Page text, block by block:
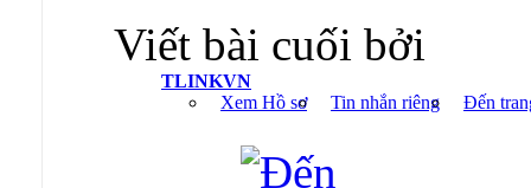
Viết bài cuối bởi
TLINKVN
Xem Hồ sơ
Tin nhắn riêng Đến